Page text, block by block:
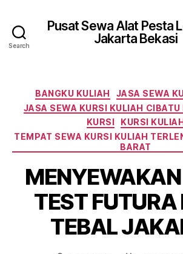
Search
Pusat Sewa Alat Pesta
Jakarta Bekasi
BANGKU KULIAH
JASA SEWA
JASA SEWA KURSI KULIAH CIBATU
KURSI
KURSI
TEMPAT SEWA KURSI KULIAH
BARAT
TEST FUTURA
TEBAL